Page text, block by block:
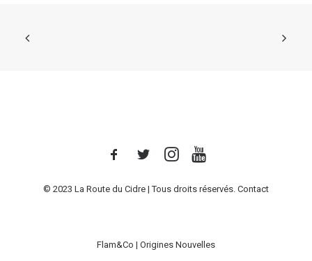
© 2023 La Route du Cidre | Tous droits réservés. Contact
Flam&Co | Origines Nouvelles